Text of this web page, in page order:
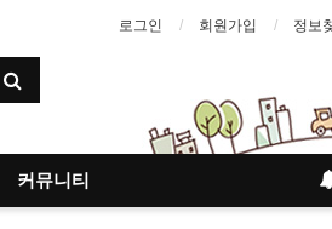
로그인 회원가입 정보
커뮤니티